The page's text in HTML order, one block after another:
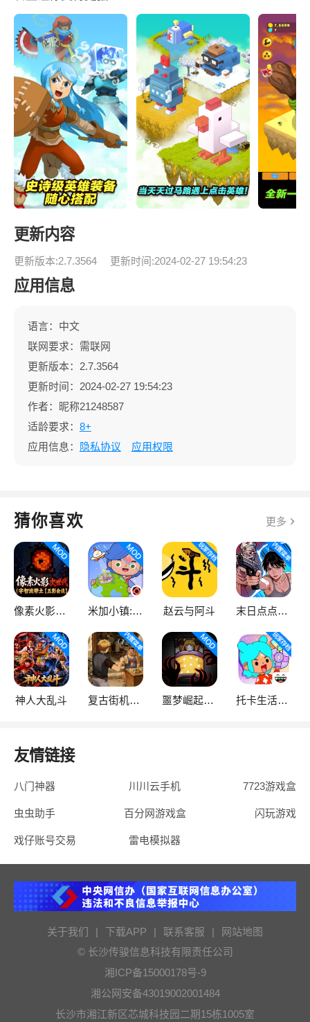
更新内容
更新版本:2.7.3564 更新时间:2024-02-27 19:54:23
应用信息
语言：中文
联网要求：需联网
更新版本：2.7.3564
更新时间：2024-02-27 19:54:23
作者：昵称21248587
适龄要求： 8+
应用信息：
隐私协议 应用权限
猜你喜欢 更多
像素火影次世代 米加小镇:世界 赵云与阿斗 末日点点（辅助菜单）
神人大乱斗 复古街机大亨 噩梦崛起：生存 托卡生活：世界
友情链接
八门神器 川川云手机 7723游戏盒
虫虫助手 百分网游戏盒 闪玩游戏
戏仔账号交易 雷电模拟器
关于我们 | 下载APP | 联系客服 |
网站地图
© 长沙传骏信息科技有限责任公司
湘ICP备15000178号-9
湘公网安备43019002001484
长沙市湘江新区芯城科技园二期15栋1005室